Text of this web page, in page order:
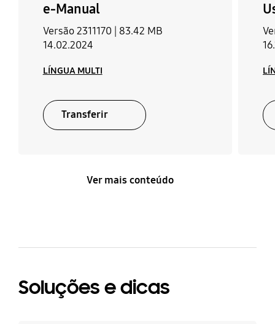
e-Manual
Versão 2311170 | 83.42 MB
14.02.2024
LÍNGUA MULTI
Transferir
Ver mais conteúdo
Soluções e dicas